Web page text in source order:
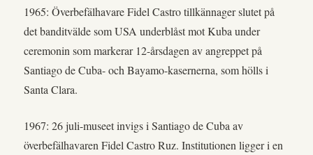
1965: Överbefälhavare Fidel Castro tillkännager slutet på
det banditvälde som USA underblåst mot Kuba under
ceremonin som markerar 12-årsdagen av angreppet på
Santiago de Cuba- och Bayamo-kasernerna, som hölls i
Santa Clara.
1967: 26 juli-museet invigs i Santiago de Cuba av
överbefälhavaren Fidel Castro Ruz. Institutionen ligger i en